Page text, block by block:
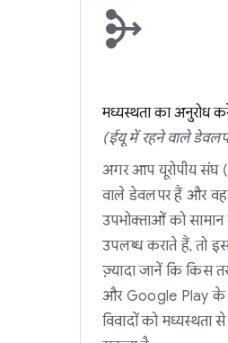
मध्यस्थता का अनुरोध
(ईयू में रहने वाले
अगर आप यूरोपीय संघ
वाले डेवलपर हैं और
उपभोक्ताओं को सामान
उपलब्ध कराते हैं, तो
ज़्यादा जानें कि किस
और Google Play के
विवादों को मध्यस्थता